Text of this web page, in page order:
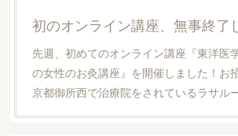
初のオンライン講座、無事終了
先週、初めてのオンライン講座『東洋
の女性のお灸講座』を開催しました！お
京都御所西で治療院をされているラサル